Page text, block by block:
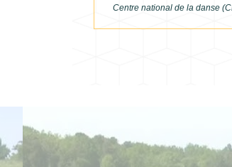
Centre national de la danse